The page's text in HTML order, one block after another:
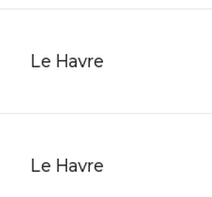
Le Havre
Le Havre